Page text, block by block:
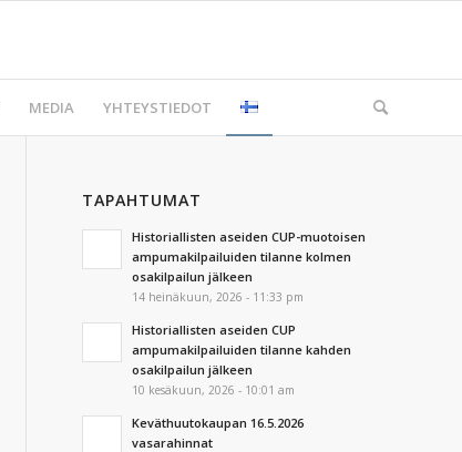
MEDIA YHTEYSTIEDOT
TAPAHTUMAT
Historiallisten aseiden CUP-muotoisen
ampumakilpailuiden tilanne kolmen
osakilpailun jälkeen
14 heinäkuun, 2026 - 11:33 pm
Historiallisten aseiden CUP
ampumakilpailuiden tilanne kahden
osakilpailun jälkeen
10 kesäkuun, 2026 - 10:01 am
Keväthuutokaupan 16.5.2026
vasarahinnat